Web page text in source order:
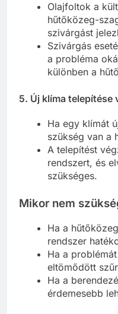
Olajfoltok a
hűtőközeg-
szivárgást
Szivárgás
a probléma
különben a
5. Új klíma telepítése
Ha egy klímát
szükség van a
A telepítést
rendszert, és
szükséges.
Mikor nem
Ha a
rendszer
Ha a
eltömődött
Ha a
érdemesebb